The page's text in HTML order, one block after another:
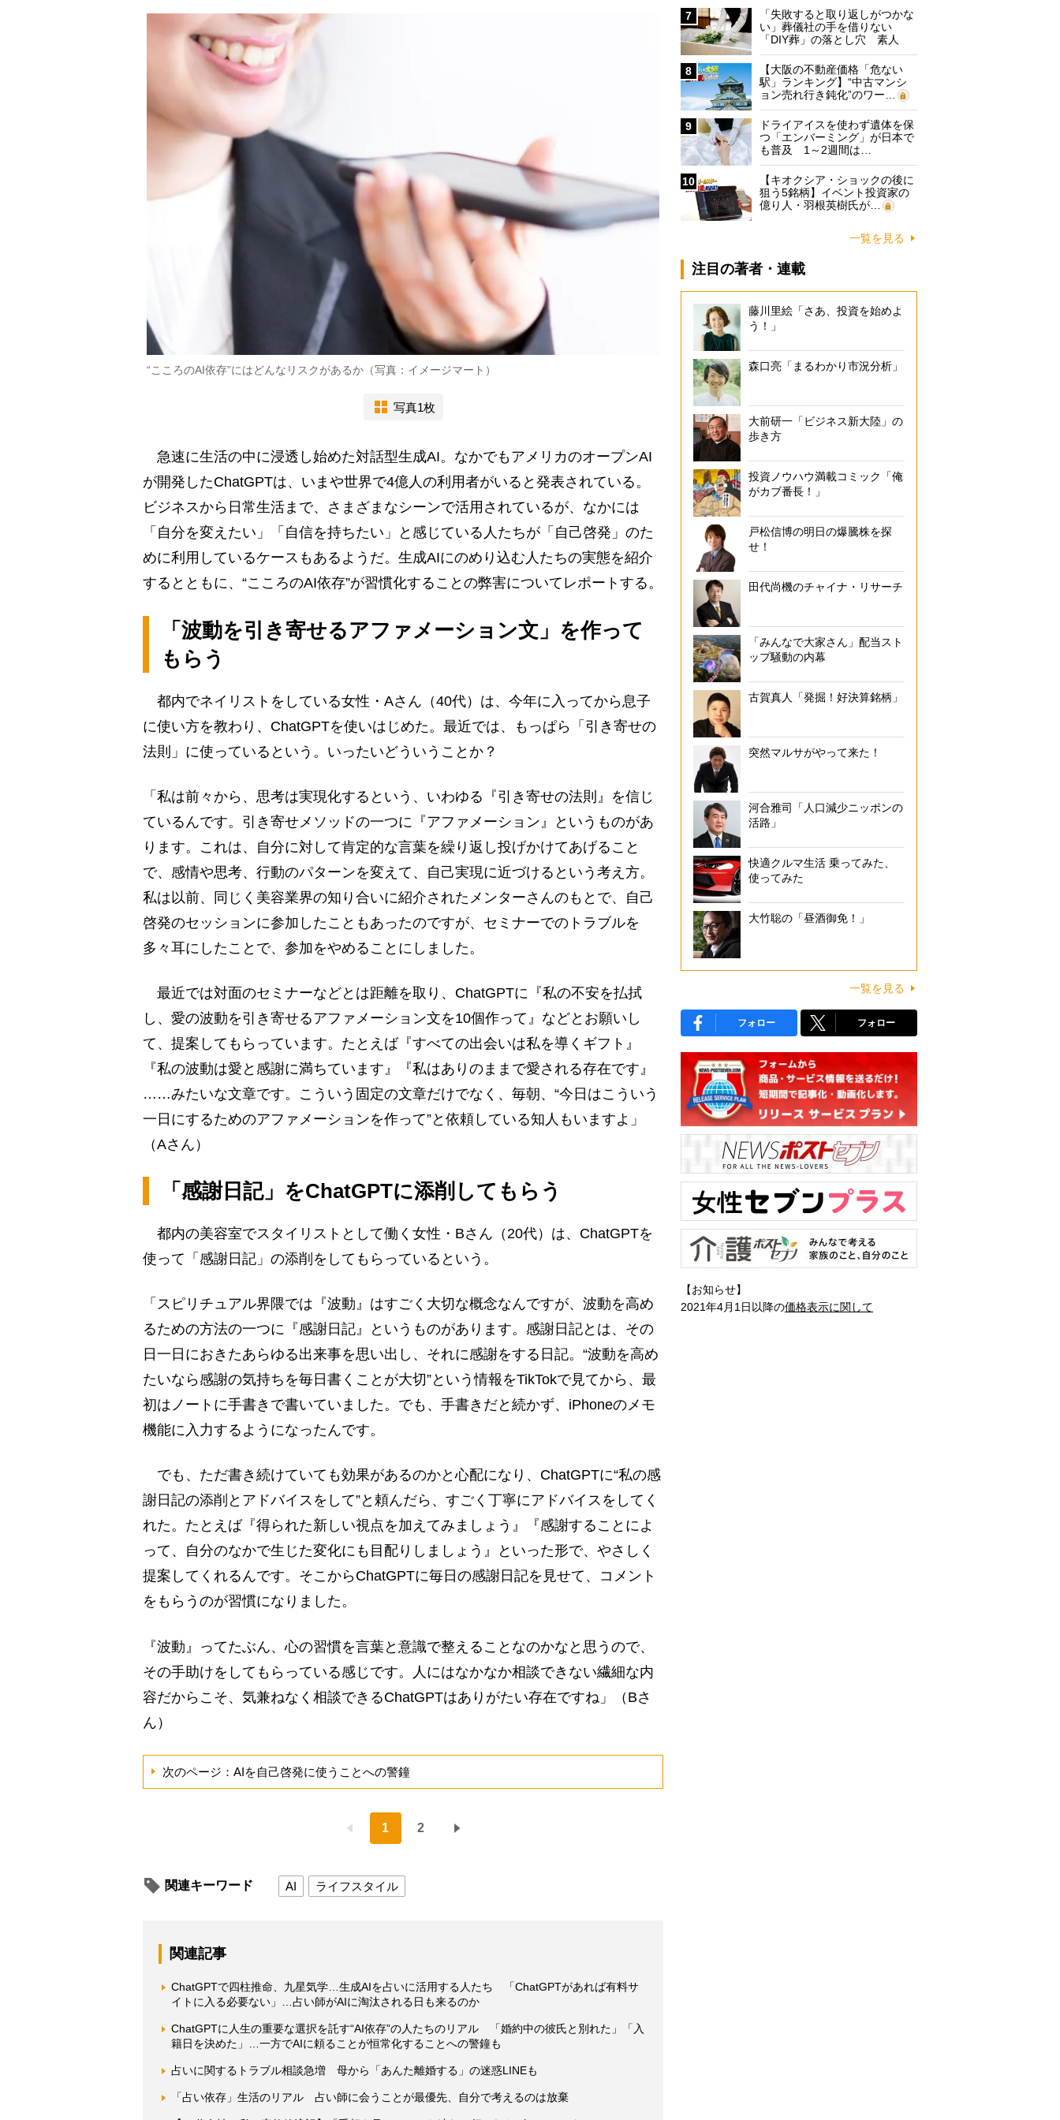
“こころのAI依存”にはどんなリスクがあるか（写真：イメージマート）
写真1枚
急速に生活の中に浸透し始めた対話型生成AI。なかでもアメリカのオープンAI
が開発したChatGPTは、いまや世界で4億人の利用者がいると発表されている。
ビジネスから日常生活まで、さまざまなシーンで活用されているが、なかには
「自分を変えたい」「自信を持ちたい」と感じている人たちが「自己啓発」のた
めに利用しているケースもあるようだ。生成AIにのめり込む人たちの実態を紹介
するとともに、“こころのAI依存”が習慣化することの弊害についてレポートする。
「波動を引き寄せるアファメーション文」を作って
もらう
都内でネイリストをしている女性・Aさん（40代）は、今年に入ってから息子
に使い方を教わり、ChatGPTを使いはじめた。最近では、もっぱら「引き寄せの
法則」に使っているという。いったいどういうことか？
「私は前々から、思考は実現化するという、いわゆる『引き寄せの法則』を信じ
ているんです。引き寄せメソッドの一つに『アファメーション』というものがあ
ります。これは、自分に対して肯定的な言葉を繰り返し投げかけてあげること
で、感情や思考、行動のパターンを変えて、自己実現に近づけるという考え方。
私は以前、同じく美容業界の知り合いに紹介されたメンターさんのもとで、自己
啓発のセッションに参加したこともあったのですが、セミナーでのトラブルを
多々耳にしたことで、参加をやめることにしました。
最近では対面のセミナーなどとは距離を取り、ChatGPTに『私の不安を払拭
し、愛の波動を引き寄せるアファメーション文を10個作って』などとお願いし
て、提案してもらっています。たとえば『すべての出会いは私を導くギフト』
『私の波動は愛と感謝に満ちています』『私はありのままで愛される存在です』
……みたいな文章です。こういう固定の文章だけでなく、毎朝、“今日はこういう
一日にするためのアファメーションを作って”と依頼している知人もいますよ」
（Aさん）
「感謝日記」をChatGPTに添削してもらう
都内の美容室でスタイリストとして働く女性・Bさん（20代）は、ChatGPTを
使って「感謝日記」の添削をしてもらっているという。
「スピリチュアル界隈では『波動』はすごく大切な概念なんですが、波動を高め
るための方法の一つに『感謝日記』というものがあります。感謝日記とは、その
日一日におきたあらゆる出来事を思い出し、それに感謝をする日記。“波動を高め
たいなら感謝の気持ちを毎日書くことが大切”という情報をTikTokで見てから、最
初はノートに手書きで書いていました。でも、手書きだと続かず、iPhoneのメモ
機能に入力するようになったんです。
でも、ただ書き続けていても効果があるのかと心配になり、ChatGPTに“私の感
謝日記の添削とアドバイスをして”と頼んだら、すごく丁寧にアドバイスをしてく
れた。たとえば『得られた新しい視点を加えてみましょう』『感謝することによ
って、自分のなかで生じた変化にも目配りしましょう』といった形で、やさしく
提案してくれるんです。そこからChatGPTに毎日の感謝日記を見せて、コメント
をもらうのが習慣になりました。
『波動』ってたぶん、心の習慣を言葉と意識で整えることなのかなと思うので、
その手助けをしてもらっている感じです。人にはなかなか相談できない繊細な内
容だからこそ、気兼ねなく相談できるChatGPTはありがたい存在ですね」（Bさ
ん）
次のページ：AIを自己啓発に使うことへの警鐘
1 2
関連キーワード AI ライフスタイル
関連記事
ChatGPTで四柱推命、九星気学…生成AIを占いに活用する人たち 「ChatGPTがあれば有料サ
イトに入る必要ない」…占い師がAIに淘汰される日も来るのか
ChatGPTに人生の重要な選択を託す“AI依存”の人たちのリアル 「婚約中の彼氏と別れた」「入
籍日を決めた」…一方でAIに頼ることが恒常化することへの警鐘も
占いに関するトラブル相談急増 母から「あんた離婚する」の迷惑LINEも
「占い依存」生活のリアル 占い師に会うことが最優先、自分で考えるのは放棄
7
「失敗すると取り返しがつかな
い」葬儀社の手を借りない
「DIY葬」の落とし穴 素人
に…
8
【大阪の不動産価格「危ない
駅」ランキング】“中古マンシ
ョン売れ行き鈍化”のワー…
9
ドライアイスを使わず遺体を保
つ「エンバーミング」が日本で
も普及 1～2週間は…
10
【キオクシア・ショックの後に
狙う5銘柄】イベント投資家の
億り人・羽根英樹氏が…
一覧を見る
注目の著者・連載
藤川里絵「さあ、投資を始めよ
う！」
森口亮「まるわかり市況分析」
大前研一「ビジネス新大陸」の
歩き方
投資ノウハウ満載コミック「俺
がカブ番長！」
戸松信博の明日の爆騰株を探
せ！
田代尚機のチャイナ・リサーチ
「みんなで大家さん」配当スト
ップ騒動の内幕
古賀真人「発掘！好決算銘柄」
突然マルサがやって来た！
河合雅司「人口減少ニッポンの
活路」
快適クルマ生活 乗ってみた、
使ってみた
大竹聡の「昼酒御免！」
一覧を見る
フォロー フォロー
【お知らせ】
2021年4月1日以降の価格表示に関して